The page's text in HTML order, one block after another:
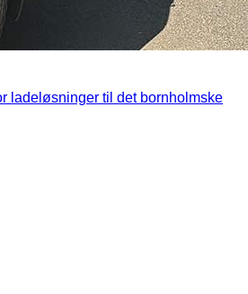
ladeløsninger til det bornholmske